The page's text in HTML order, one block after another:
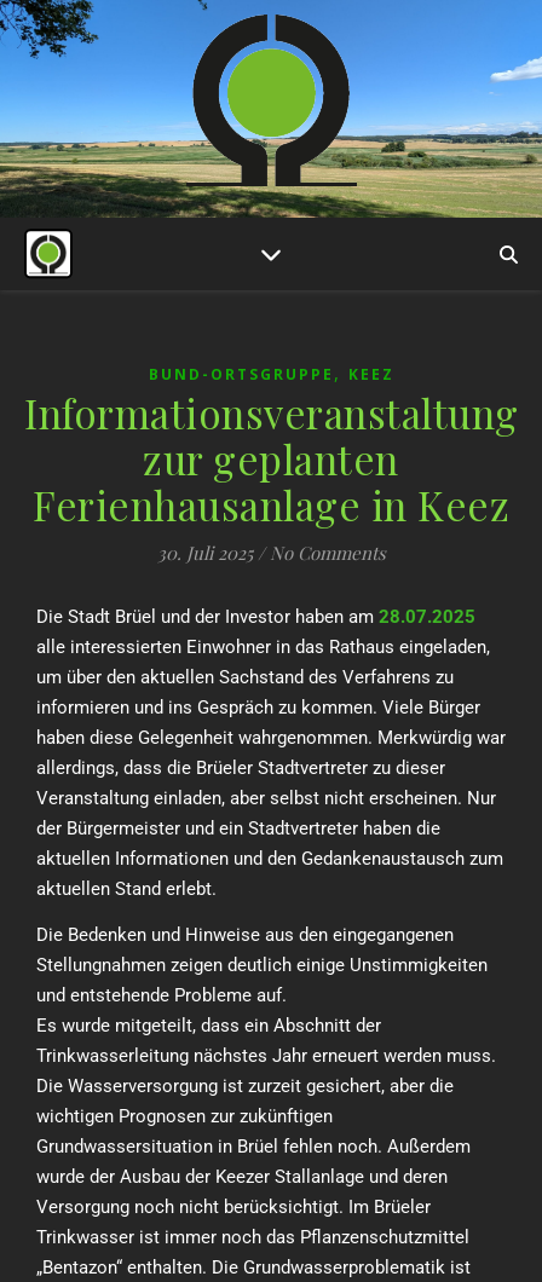
BUND-ORTSGRUPPE , KEEZ
Informationsveranstaltung
zur geplanten
Ferienhausanlage in Keez
30. Juli 2025 / No Comments
Die Stadt Brüel und der Investor haben am 28.07.2025
alle interessierten Einwohner in das Rathaus eingeladen,
um über den aktuellen Sachstand des Verfahrens zu
informieren und ins Gespräch zu kommen. Viele Bürger
haben diese Gelegenheit wahrgenommen. Merkwürdig war
allerdings, dass die Brüeler Stadtvertreter zu dieser
Veranstaltung einladen, aber selbst nicht erscheinen. Nur
der Bürgermeister und ein Stadtvertreter haben die
aktuellen Informationen und den Gedankenaustausch zum
aktuellen Stand erlebt.
Die Bedenken und Hinweise aus den eingegangenen
Stellungnahmen zeigen deutlich einige Unstimmigkeiten
und entstehende Probleme auf.
Es wurde mitgeteilt, dass ein Abschnitt der
Trinkwasserleitung nächstes Jahr erneuert werden muss.
Die Wasserversorgung ist zurzeit gesichert, aber die
wichtigen Prognosen zur zukünftigen
Grundwassersituation in Brüel fehlen noch. Außerdem
wurde der Ausbau der Keezer Stallanlage und deren
Versorgung noch nicht berücksichtigt. Im Brüeler
Trinkwasser ist immer noch das Pflanzenschutzmittel
„Bentazon“ enthalten. Die Grundwasserproblematik ist